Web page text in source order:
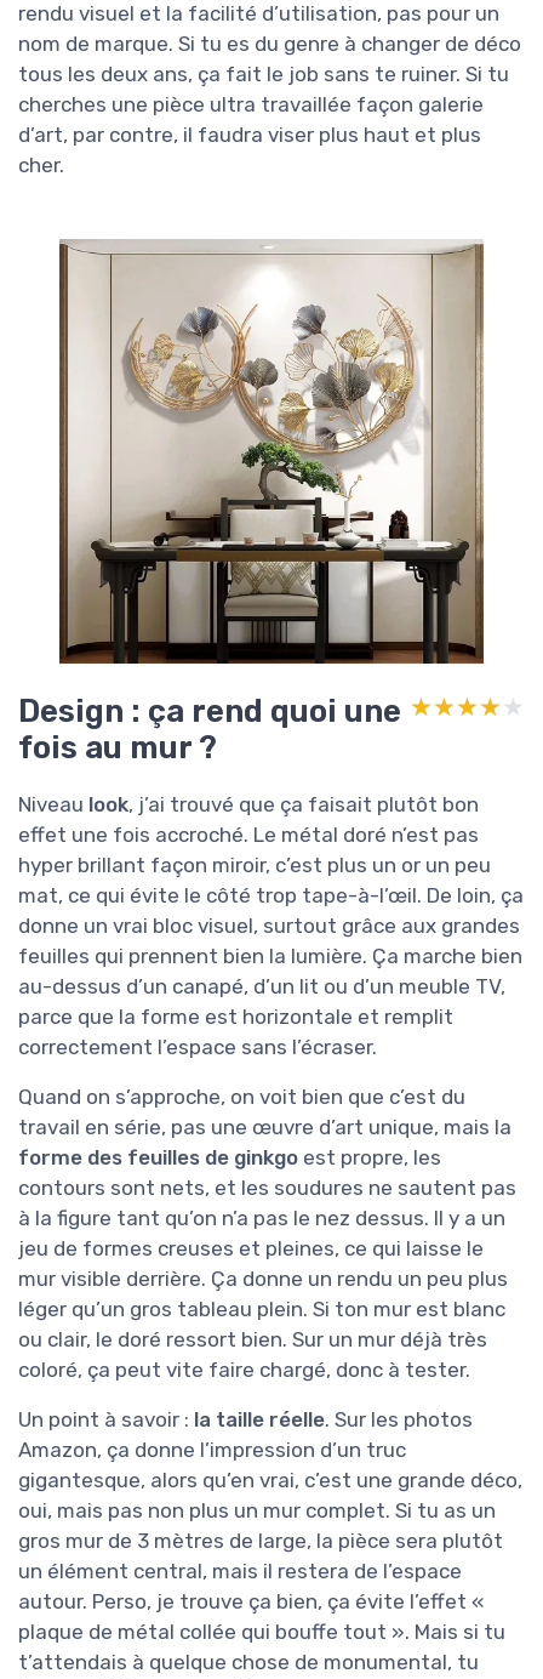
rendu visuel et la facilité d’utilisation, pas pour un
nom de marque. Si tu es du genre à changer de déco
tous les deux ans, ça fait le job sans te ruiner. Si tu
cherches une pièce ultra travaillée façon galerie
d’art, par contre, il faudra viser plus haut et plus
cher.
Design : ça rend quoi une
fois au mur ?
★★★★★
★★★★★
Niveau look, j’ai trouvé que ça faisait plutôt bon
effet une fois accroché. Le métal doré n’est pas
hyper brillant façon miroir, c’est plus un or un peu
mat, ce qui évite le côté trop tape-à-l’œil. De loin, ça
donne un vrai bloc visuel, surtout grâce aux grandes
feuilles qui prennent bien la lumière. Ça marche bien
au-dessus d’un canapé, d’un lit ou d’un meuble TV,
parce que la forme est horizontale et remplit
correctement l’espace sans l’écraser.
Quand on s’approche, on voit bien que c’est du
travail en série, pas une œuvre d’art unique, mais la
forme des feuilles de ginkgo est propre, les
contours sont nets, et les soudures ne sautent pas
à la figure tant qu’on n’a pas le nez dessus. Il y a un
jeu de formes creuses et pleines, ce qui laisse le
mur visible derrière. Ça donne un rendu un peu plus
léger qu’un gros tableau plein. Si ton mur est blanc
ou clair, le doré ressort bien. Sur un mur déjà très
coloré, ça peut vite faire chargé, donc à tester.
Un point à savoir : la taille réelle. Sur les photos
Amazon, ça donne l’impression d’un truc
gigantesque, alors qu’en vrai, c’est une grande déco,
oui, mais pas non plus un mur complet. Si tu as un
gros mur de 3 mètres de large, la pièce sera plutôt
un élément central, mais il restera de l’espace
autour. Perso, je trouve ça bien, ça évite l’effet «
plaque de métal collée qui bouffe tout ». Mais si tu
t’attendais à quelque chose de monumental, tu